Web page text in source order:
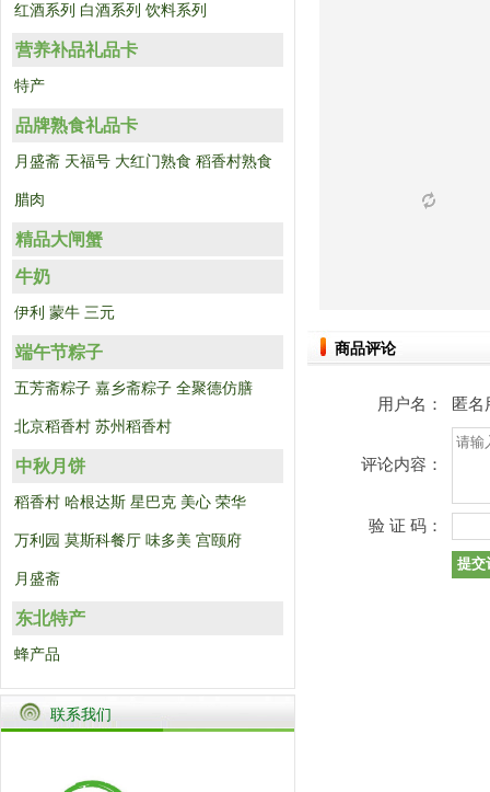
红酒系列 白酒系列 饮料系列
营养补品礼品卡
特产
品牌熟食礼品卡
月盛斋 天福号 大红门熟食 稻香村熟食
腊肉
精品大闸蟹
牛奶
伊利 蒙牛 三元
端午节粽子
五芳斋粽子 嘉乡斋粽子 全聚德仿膳
北京稻香村 苏州稻香村
中秋月饼
稻香村 哈根达斯 星巴克 美心 荣华
万利园 莫斯科餐厅 味多美 宫颐府
月盛斋
东北特产
蜂产品
联系我们
商品评论
用户名： 匿名
评论内容：
验 证 码：